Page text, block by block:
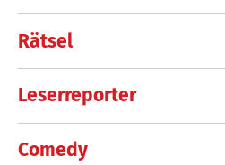
Rätsel
Leserreporter
Comedy